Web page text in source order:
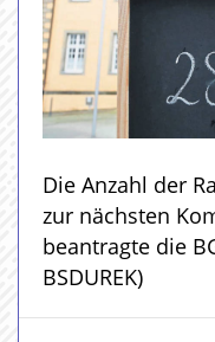
Die Anzahl der
zur nächsten
beantragte die
BSDUREK)